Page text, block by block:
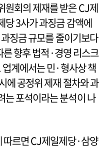
원회의 제재를 받은 CJ제
당 3사가 과징금 감액에
징금 규모를 줄이기보다
른 향후 법적·경영 리스크
계에서는 민·형사상 책
에 공정위 제재 절차와 과
는 포석이라는 분석이 나
따르면 CJ제일제당·삼양